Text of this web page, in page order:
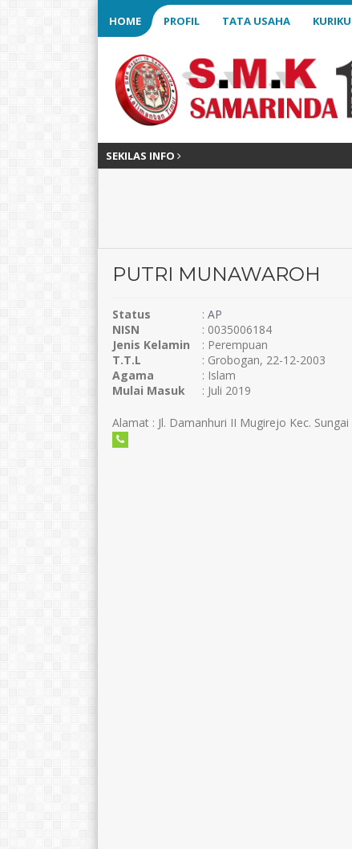
HOME PROFIL TATA USAHA
SEKILAS INFO
PUTRI MUNAWAROH
Status : AP
NISN
: 0035006184
Jenis Kelamin
: Perempuan
T.T.L
: Grobogan, 22-12-2003
Agama
: Islam
Mulai Masuk
: Juli 2019
Alamat : Jl. Damanhuri II Mugirejo Kec. Sungai